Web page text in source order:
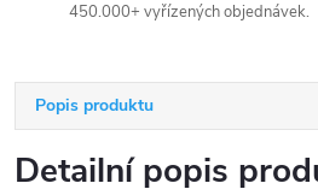
450.000+ vyřízených objednávek.
Popis produktu
Detailní popis